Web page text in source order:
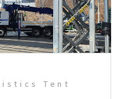
Tent